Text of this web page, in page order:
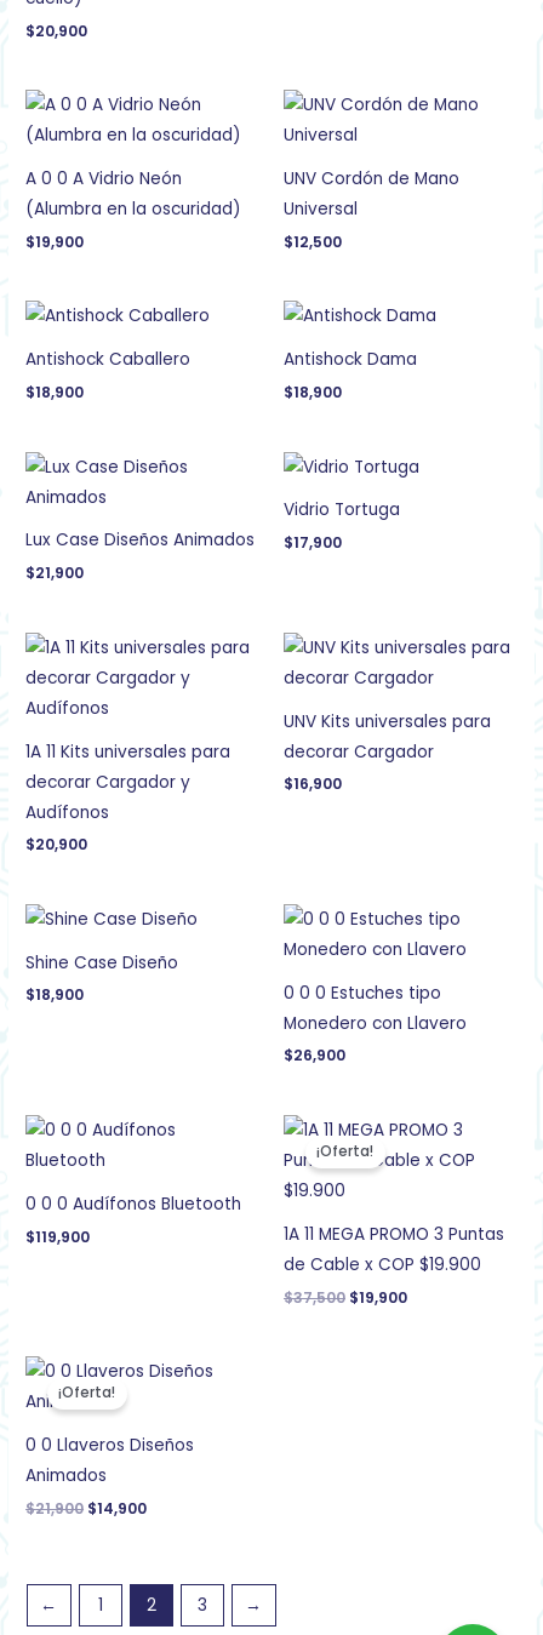
$20,900
A 0 0 A Vidrio Neón
(Alumbra en la oscuridad)
$19,900
UNV Cordón de Mano
Universal
$12,500
Antishock Caballero
$18,900
Antishock Dama
$18,900
Lux Case Diseños Animados
$21,900
Vidrio Tortuga
$17,900
1A 11 Kits universales para
decorar Cargador y
Audífonos
$20,900
UNV Kits universales para
decorar Cargador
$16,900
Shine Case Diseño
$18,900
0 0 0 Estuches tipo
Monedero con Llavero
$26,900
0 0 0 Audífonos Bluetooth
$119,900
¡Oferta!
1A 11 MEGA PROMO 3 Puntas
de Cable x COP $19.900
$37,500
El
precio
original
$19,900
El
precio
actual
¡Oferta!
0 0 Llaveros Diseños
Animados
$21,900
El
precio
original
$21,900.
$14,900
El
precio
$14,900.
← 1 2 3 →